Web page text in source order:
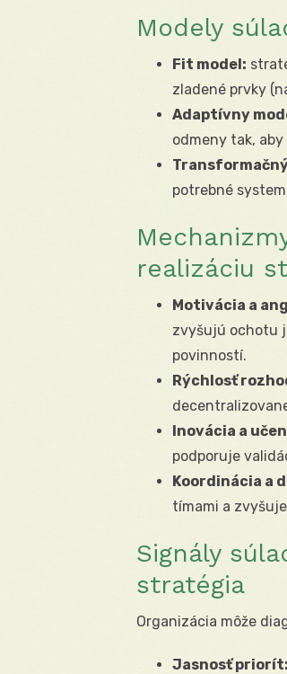
Modely
Fit model:
zladené prvky
Adaptívny
odmeny tak,
potrebné
realizáciu
Motivácia a
zvyšujú ochotu
povinností.
Rýchlosť
Inovácia a
podporuje
Koordinácia a
tímami a
Signály
stratégia
Organizácia môže
Jasnosť priorít: